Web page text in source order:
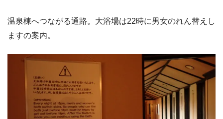
温泉棟へつながる通路。大浴場は22時に男女のれん替えし
ますの案内。